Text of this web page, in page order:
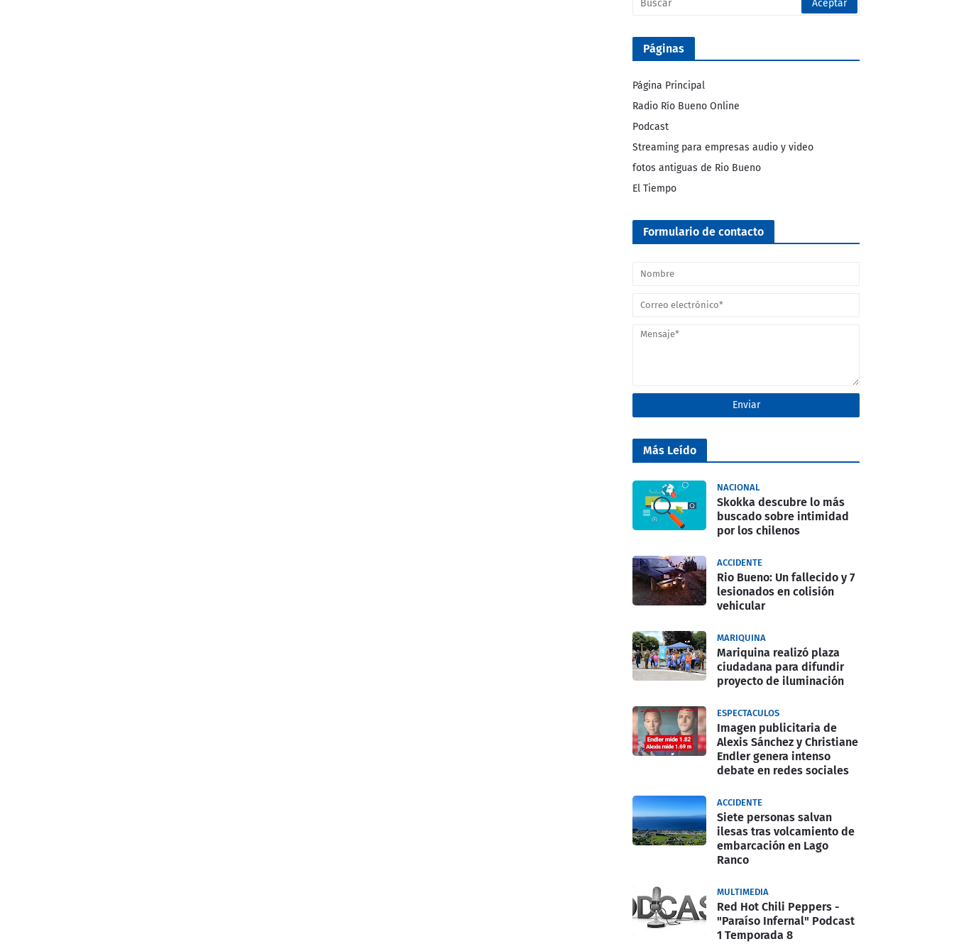
Páginas
Página Principal
Radio Río Bueno Online
Podcast
Streaming para empresas audio y video
fotos antiguas de Rio Bueno
El Tiempo
Formulario de contacto
Más Leído
NACIONAL
Skokka descubre lo más
buscado sobre intimidad
por los chilenos
ACCIDENTE
Rio Bueno: Un fallecido y 7
lesionados en colisión
vehicular
MARIQUINA
Mariquina realizó plaza
ciudadana para difundir
proyecto de iluminación
ESPECTACULOS
Imagen publicitaria de
Alexis Sánchez y Christiane
Endler genera intenso
debate en redes sociales
ACCIDENTE
Siete personas salvan
ilesas tras volcamiento de
embarcación en Lago
Ranco
MULTIMEDIA
Red Hot Chili Peppers -
"Paraíso Infernal" Podcast
1 Temporada 8